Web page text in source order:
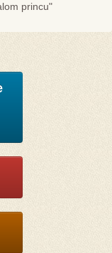
princu"